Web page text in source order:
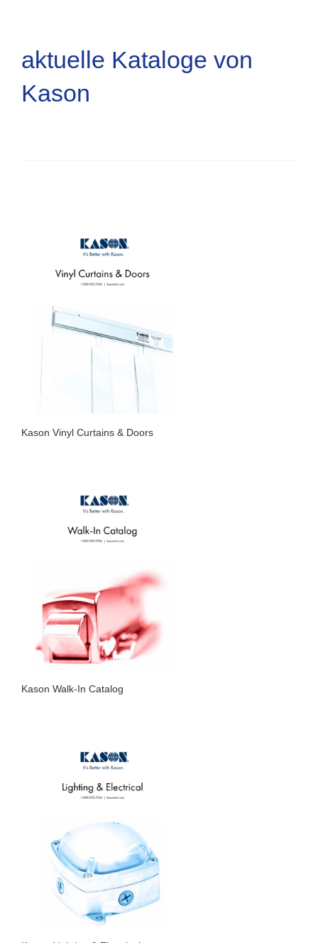
aktuelle Kataloge von
Kason
Kason Vinyl Curtains & Doors
Kason Walk-In Catalog